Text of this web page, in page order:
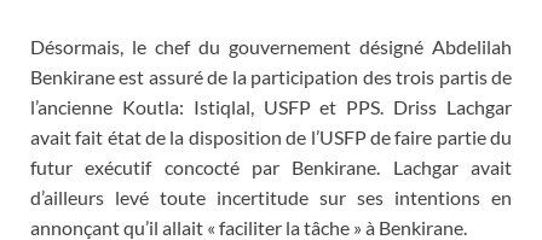
Désormais, le chef du gouvernement désigné Abdelilah
Benkirane est assuré de la participation des trois partis de
l’ancienne Koutla: Istiqlal, USFP et PPS. Driss Lachgar
avait fait état de la disposition de l’USFP de faire partie du
futur exécutif concocté par Benkirane. Lachgar avait
d’ailleurs levé toute incertitude sur ses intentions en
annonçant qu’il allait « faciliter la tâche » à Benkirane.